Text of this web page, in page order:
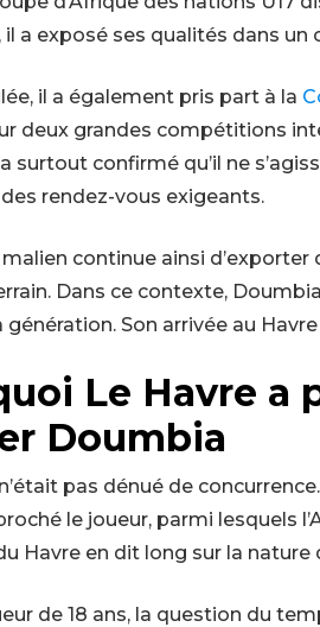
a exposé ses qualités dans un
il a également pris part à la
deux grandes compétitions
surtout confirmé qu’il ne
rendez-vous exigeants.
continue ainsi
Dans ce contexte,
génération. Son arrivée au
Le Havre a
Doumbia
pas dénué de
le joueur, parmi lesquels
Havre en dit long sur la
de 18 ans, la question du